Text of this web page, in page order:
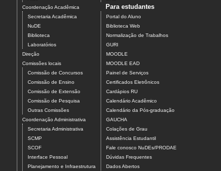
Coordenação Acadêmica
Secretaria Acadêmica
NuDE
Biblioteca
Laboratórios
Direção
Comissões locais
Comissão de Concursos
Comissão de Ensino
Comissão de Extensão
Comissão de Pesquisa
Outras Comissões
Coordenação Administrativa
Secretaria Administrativa
SCMP
SCOF
Interface Pessoal
Planejamento e Infraestrutura
Para estudantes
Portal do Aluno
Biblioteca Web
Normalização de Trabalhos
GURI
MOODLE
MOODLE EAD
Painel de Serviços
Certificados Eletrônicos
Cardápios RU
Calendário Acadêmico
Calendário da Pós-graduação
GAUCHA
Colações de Grau
Assistência Estudantil
Fale conosco NuDEs/PRODAE
Dúvidas Frequentes
Dados Abertos